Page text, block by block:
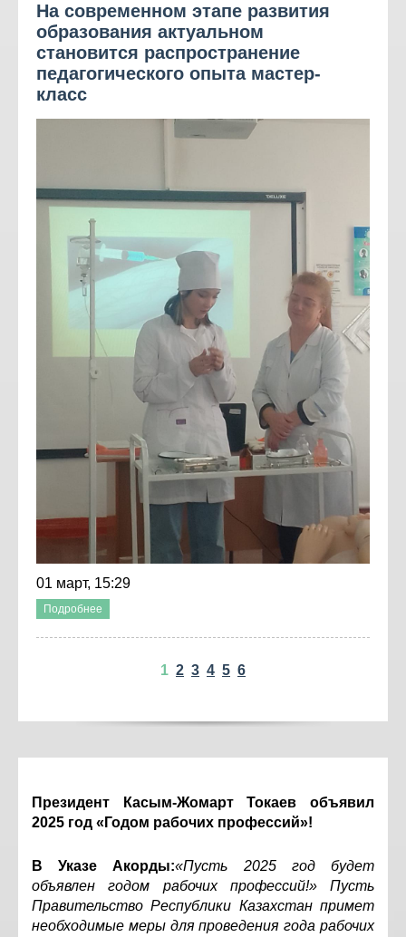
На современном этапе развития
образования актуальном
становится распространение
педагогического опыта мастер-
класс
01 март, 15:29
Подробнее
1 2 3 4 5 6
Президент Касым-Жомарт Токаев объявил
2025 год «Годом рабочих профессий»!
В Указе Акорды:«Пусть 2025 год будет
объявлен годом рабочих профессий!» Пусть
Правительство Республики Казахстан примет
необходимые меры для проведения года рабочих